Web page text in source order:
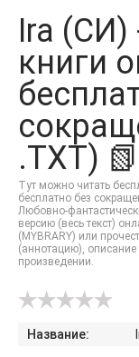
Ira (СИ)
книги
.TXT) 📗
Тут можно читать
бесплатно без
Любовно-
версию (весь текст)
(MYBRARY) или
(аннотацию),
произведении.
Название: